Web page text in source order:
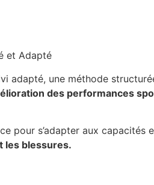
et Adapté
une méthode
des performances
pour s’adapter aux
les blessures.